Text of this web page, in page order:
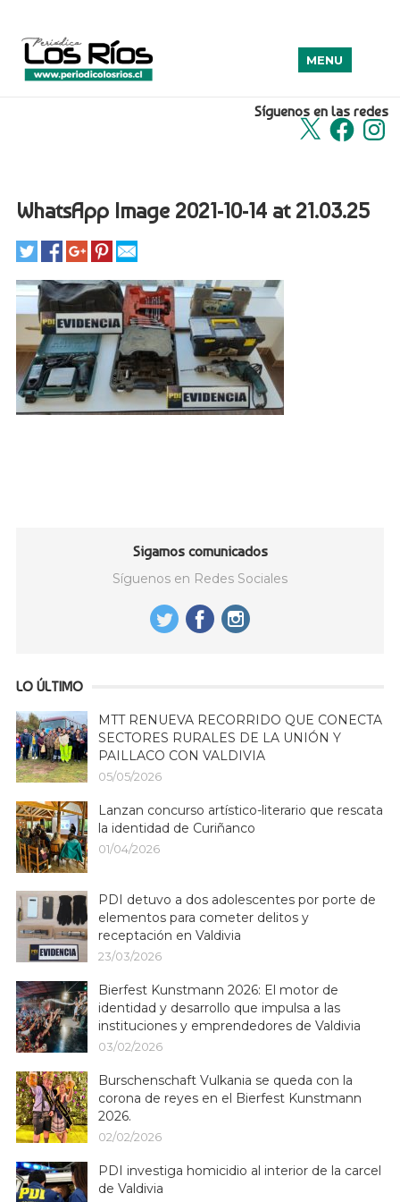
Síguenos en las redes
X Facebook
MENU
WhatsApp Image 2021-10-14 at 21.03.25
Sigamos comunicados
Síguenos en Redes Sociales
LO ÚLTIMO
MTT RENUEVA RECORRIDO QUE CONECTA
SECTORES RURALES DE LA UNIÓN Y
PAILLACO CON VALDIVIA
05/05/2026
Lanzan concurso artístico-literario que rescata
la identidad de Curiñanco
01/04/2026
PDI detuvo a dos adolescentes por porte de
elementos para cometer delitos y
receptación en Valdivia
23/03/2026
Bierfest Kunstmann 2026: El motor de
identidad y desarrollo que impulsa a las
instituciones y emprendedores de Valdivia
03/02/2026
Burschenschaft Vulkania se queda con la
corona de reyes en el Bierfest Kunstmann
2026.
02/02/2026
PDI investiga homicidio al interior de la carcel
de Valdivia